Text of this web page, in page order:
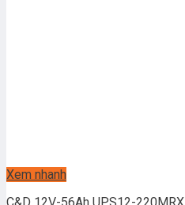
Xem nhanh